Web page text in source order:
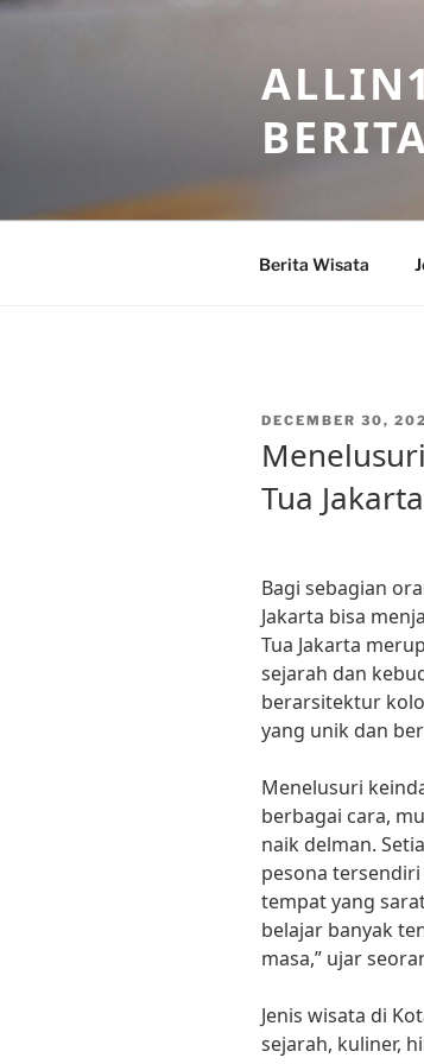
Skip
Berita Wisata
POSTED
DECEMBER 30,
Tua Jakarta
Bagi sebagian
Jakarta bisa
Tua Jakarta
sejarah dan
berarsitektur
yang unik dan
Menelusuri
berbagai cara,
naik delman.
pesona tersendiri
tempat yang
belajar banyak
masa,” ujar
Jenis wisata di
sejarah, kuliner,